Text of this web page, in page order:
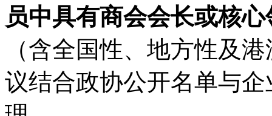
员中具有商会会长或核
（含全国性、地方性及
议结合政协公开名单与